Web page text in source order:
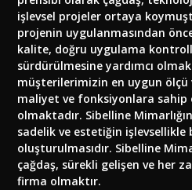
işlevsel projeler ortaya
projenin uygulanmasından
kalite, doğru uygulama
sürdürülmesine yardımcı
müşterilerimizin en uygun
maliyet ve fonksiyonlara sahip
olmaktadır. Sibelline
sadelik ve estetiğin işlevsellikle
oluşturulmasıdır. Sibelline
çağdaş, sürekli gelişen ve her
firma olmaktır.